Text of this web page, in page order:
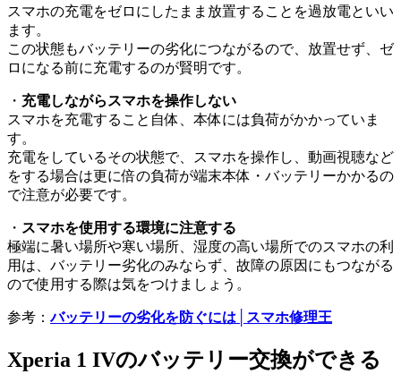
スマホの充電をゼロにしたまま放置することを過放電といい
ます。
この状態もバッテリーの劣化につながるので、放置せず、ゼ
ロになる前に充電するのが賢明です。
・ 充電しながらスマホを操作しない
スマホを充電すること自体、本体には負荷がかかっていま
す。
充電をしているその状態で、スマホを操作し、動画視聴など
をする場合は更に倍の負荷が端末本体・バッテリーかかるの
で注意が必要です。
・ スマホを使用する環境に注意する
極端に暑い場所や寒い場所、湿度の高い場所でのスマホの利
用は、バッテリー劣化のみならず、故障の原因にもつながる
ので使用する際は気をつけましょう。
参考：バッテリーの劣化を防ぐには│スマホ修理王
Xperia 1 IVのバッテリー交換ができる